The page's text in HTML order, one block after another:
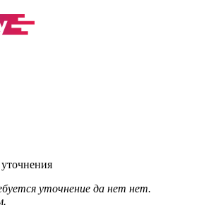
уточнение да нет нет.